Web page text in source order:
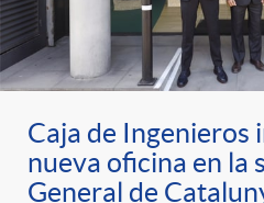
r
e
n
o
r
í
a
F
i
o
n
Caja de Ingenieros
nueva oficina en la
General de